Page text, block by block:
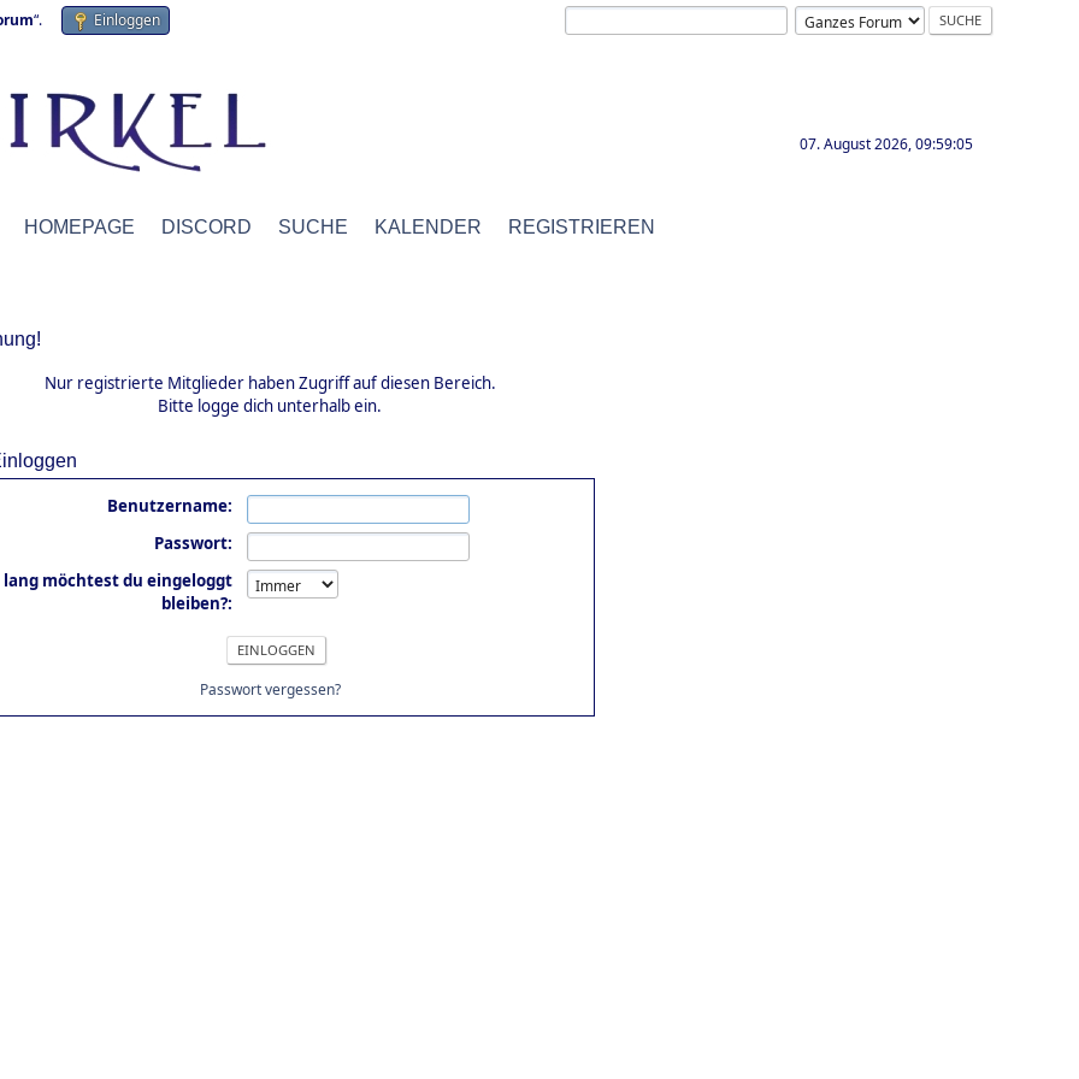
“. Einloggen
07. August 2026, 09:59:05
HOMEPAGE DISCORD SUCHE KALENDER REGISTRIEREN
Nur registrierte Mitglieder haben Zugriff auf diesen Bereich.
Bitte logge dich unterhalb ein.
Benutzername:
Passwort:
lang möchtest du eingeloggt
bleiben?:
Passwort vergessen?